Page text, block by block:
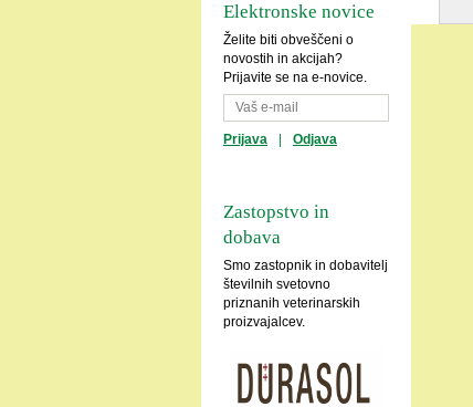
Elektronske novice
Želite biti obveščeni o
novostih in akcijah?
Prijavite se na e-novice.
Prijava Odjava
Zastopstvo in
dobava
Smo zastopnik in dobavitelj
številnih svetovno
priznanih veterinarskih
proizvajalcev.